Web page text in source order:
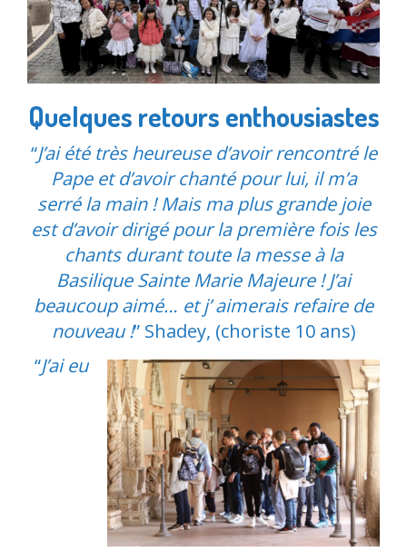
Quelques retours enthousiastes
“J’ai été très heureuse d’avoir rencontré le
Pape et d’avoir chanté pour lui, il m’a
serré la main ! Mais ma plus grande joie
est d’avoir dirigé pour la première fois les
chants durant toute la messe à la
Basilique Sainte Marie Majeure ! J’ai
beaucoup aimé… et j’ aimerais refaire de
nouveau !” Shadey, (choriste 10 ans)
“J’ai eu